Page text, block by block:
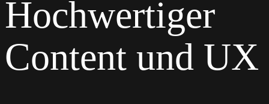
Hochwertiger
Content und UX